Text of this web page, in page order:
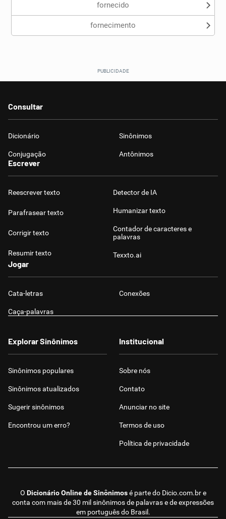
fornecido
fornecimento
Consultar
Dicionário Sinônimos
Conjugação Antônimos
Escrever
Reescrever texto
Parafrasear texto
Corrigir texto
Resumir texto
Detector de IA
Humanizar texto
Contador de caracteres e
palavras
Texxto.ai
Jogar
Cata-letras Conexões
Caça-palavras
O Dicionário Online de Sinônimosé parte do Dicio.com.bre
conta com mais de 30 mil sinônimos de palavras e de expressões
em português do Brasil.
Explorar Sinônimos
Sinônimos populares
Sinônimos atualizados
Sugerir sinônimos
Encontrou um erro?
Institucional
Sobre nós
Contato
Anunciar no site
Termos de uso
Política de privacidade